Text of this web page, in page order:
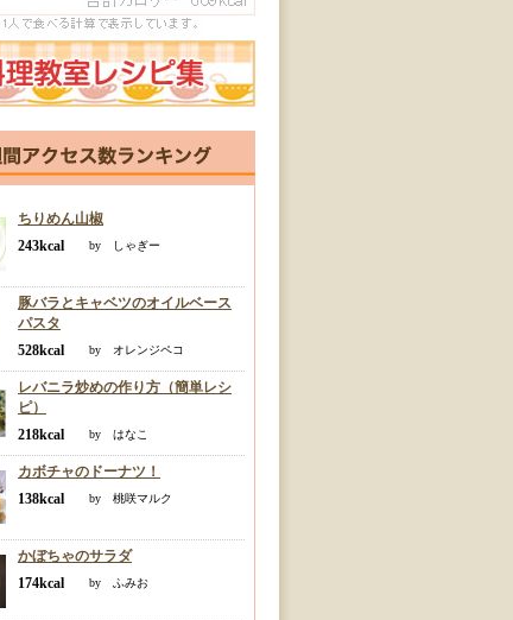
ちりめん山椒
243kcal
by しゃぎー
豚バラとキャベツのオイルベース
パスタ
528kcal
by オレンジペコ
レバニラ炒めの作り方（簡単レシ
ピ）
218kcal
by はなこ
カボチャのドーナツ！
138kcal
by 桃咲マルク
かぼちゃのサラダ
174kcal
by ふみお